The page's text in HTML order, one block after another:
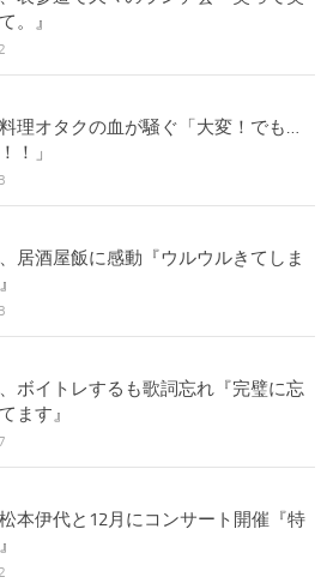
。』
理オタクの血が騒ぐ「大変！でも…
！」
居酒屋飯に感動『ウルウルきてしま
ボイトレするも歌詞忘れ『完璧に忘
ます』
本伊代と12月にコンサート開催『特